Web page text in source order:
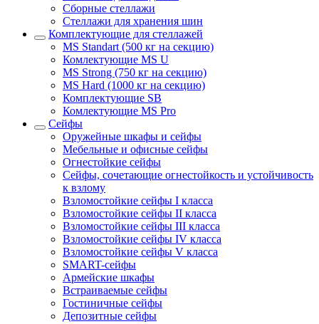
Сборные стеллажи
Стеллажи для хранения шин
Комплектующие для стеллажей
MS Standart (500 кг на секцию)
Комлектующие MS U
MS Strong (750 кг на секцию)
MS Hard (1000 кг на секцию)
Комплектующие SB
Комлектующие MS Pro
Сейфы
Оружейные шкафы и сейфы
Мебельные и офисные сейфы
Огнестойкие сейфы
Сейфы, сочетающие огнестойкость и устойчивость
к взлому
Взломостойкие сейфы I класса
Взломостойкие сейфы II класса
Взломостойкие сейфы III класса
Взломостойкие сейфы IV класса
Взломостойкие сейфы V класса
SMART-сейфы
Армейские шкафы
Встраиваемые сейфы
Гостиничные сейфы
Депозитные сейфы